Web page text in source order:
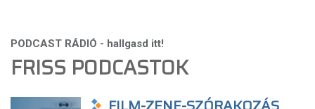
FRISS PODCASTOK